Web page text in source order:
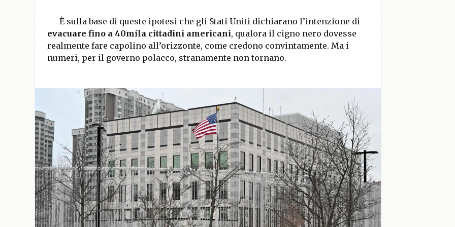
È sulla base di queste ipotesi che gli Stati Uniti dichiarano l’intenzione di
evacuare fino a 40mila cittadini americani, qualora il cigno nero dovesse
realmente fare capolino all’orizzonte, come credono convintamente. Ma i
numeri, per il governo polacco, stranamente non tornano.